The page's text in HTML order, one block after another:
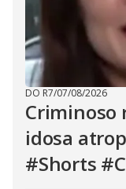
DO R7/07/08/2026
Criminoso
idosa
#Shorts